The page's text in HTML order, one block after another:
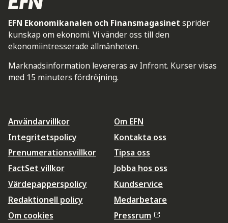
EFN Ekonomikanalen och Finansmagasinet sprider
kunskap om ekonomi. Vi vänder oss till den
ekonomiintresserade allmänheten.
Marknadsinformation levereras av Infront. Kurser visas
med 15 minuters fördröjning.
Användarvillkor
Integritetspolicy
Prenumerationsvillkor
FactSet villkor
Värdepapperspolicy
Redaktionell policy
Om cookies
Om EFN
Kontakta oss
Tipsa oss
Jobba hos oss
Kundservice
Medarbetare
Pressrum